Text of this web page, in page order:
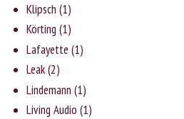
Klipsch (1)
Körting (1)
Lafayette (1)
Leak(2)
Lindemann (1)
Living Audio (1)